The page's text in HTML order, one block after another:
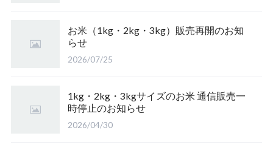
特栽 笹屋のお米（オリジナル）
山形置賜産 山形95号
山形県置賜 こしひかり
たかはた つや姫（山形）
山形県置賜 こしひかり
【完売】四国山脈の山の蜜
お米（1kg・2kg・3kg）販売再開のお知
らせ
2026/07/25
1kg・2kg・3kgサイズのお米 通信販売一
時停止のお知らせ
2026/04/30